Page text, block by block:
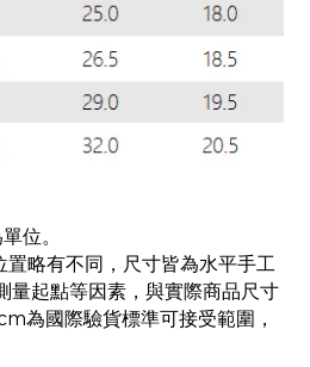
位。
略有不同，尺寸皆為水平手工
量起點等因素，與實際商品尺寸
為國際驗貨標準可接受範圍，